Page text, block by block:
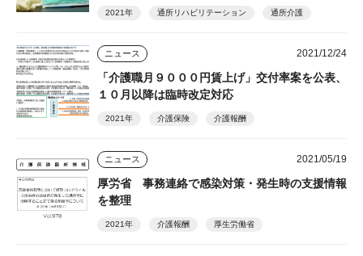
2021年 通所リハビリテーション 通所介護
ニュース 2021/12/24
「介護職月９０００円賃上げ」交付率案を公表、
１０月以降は臨時改定対応
2021年 介護保険 介護報酬
ニュース 2021/05/19
厚労省 事務連絡で感染対策・発生時の支援情報
を整理
2021年 介護報酬 厚生労働省